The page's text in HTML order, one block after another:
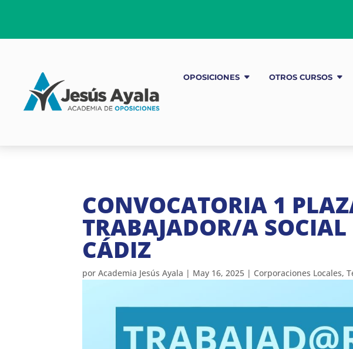
OPOSICIONES OTROS CURSOS
CONVOCATORIA 1
TRABAJADOR/A
CÁDIZ
por Academia Jesús Ayala | May 16, 2025| Corporaciones Locales,